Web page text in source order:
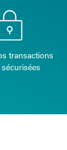
transactions